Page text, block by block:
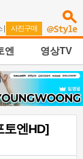
| 사진구매
엔 영상TV
토엔HD]